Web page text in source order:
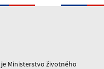
Ministerstvo životného